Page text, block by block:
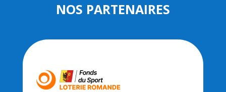
NOS PARTENAIRES